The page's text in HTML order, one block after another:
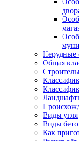
Нерудные
Общая
Виды угля
Виды
Как